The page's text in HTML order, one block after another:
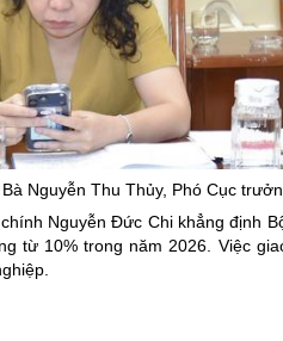
Bà Nguyễn Thu Thủy, Phó Cục
Nguyễn Đức Chi khẳng định
từ 10% trong năm 2026. Việc